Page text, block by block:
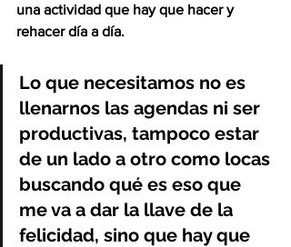
una actividad que hay que hacer y
rehacer día a día.
Lo que necesitamos no es
llenarnos las agendas ni ser
productivas, tampoco estar
de un lado a otro como locas
buscando qué es eso que
me va a dar la llave de la
felicidad, sino que hay que